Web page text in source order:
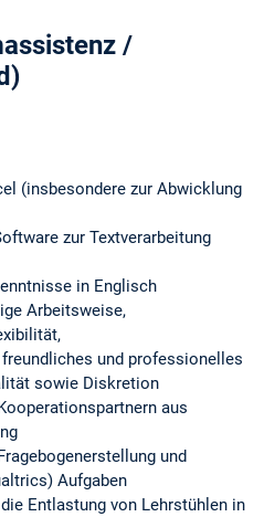
/
(insbesondere zur Abwicklung
zur Textverarbeitung
in Englisch
Arbeitsweise,
und professionelles
sowie Diskretion
aus
und
Aufgaben
Entlastung von Lehrstühlen in